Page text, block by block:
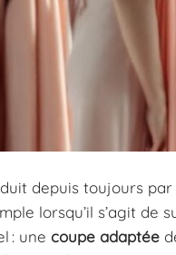
depuis toujours
lorsqu’il s’agit de
: une coupe adaptée